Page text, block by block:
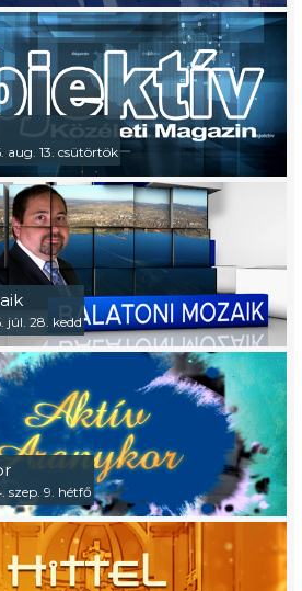
aug. 13. csütörtök
júl. 28. kedd
szep. 9. hétfő